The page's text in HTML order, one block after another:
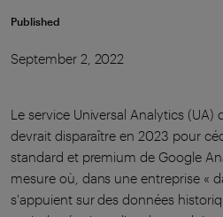
Published
September 2, 2022
Le service Universal Analytics (UA)
devrait disparaître en 2023 pour
standard et premium de Google
mesure où, dans une entreprise «
s'appuient sur des données